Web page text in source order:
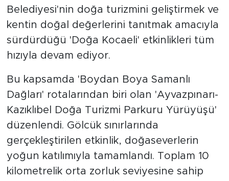
Belediyesi'nin doğa turizmini geliştirmek ve
kentin doğal değerlerini tanıtmak amacıyla
sürdürdüğü 'Doğa Kocaeli' etkinlikleri tüm
hızıyla devam ediyor.
Bu kapsamda 'Boydan Boya Samanlı
Dağları' rotalarından biri olan 'Ayvazpınarı-
Kazıklıbel Doğa Turizmi Parkuru Yürüyüşü'
düzenlendi. Gölcük sınırlarında
gerçekleştirilen etkinlik, doğaseverlerin
yoğun katılımıyla tamamlandı. Toplam 10
kilometrelik orta zorluk seviyesine sahip